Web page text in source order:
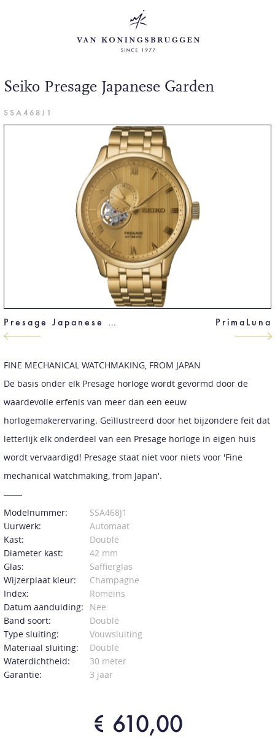
Seiko Presage Japanese Garden
SSA468J1
Presage Japanese Garden PrimaLuna
FINE MECHANICAL WATCHMAKING, FROM JAPAN
De basis onder elk Presage horloge wordt gevormd door de
waardevolle erfenis van meer dan een eeuw
horlogemakerervaring. Geïllustreerd door het bijzondere feit dat
letterlijk elk onderdeel van een Presage horloge in eigen huis
wordt vervaardigd! Presage staat niet voor niets voor 'Fine
mechanical watchmaking, from Japan'.
Modelnummer:
SSA468J1
Uurwerk:
Automaat
Kast:
Doublé
Diameter kast:
42 mm
Glas:
Saffierglas
Wijzerplaat kleur:
Champagne
Index:
Romeins
Datum aanduiding:
Nee
Band soort:
Doublé
Type sluiting:
Vouwsluiting
Materiaal sluiting:
Doublé
Waterdichtheid:
30 meter
Garantie:
3 jaar
€ 610,00